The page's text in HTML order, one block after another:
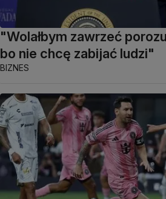
"Wolałbym zawrzeć
bo nie chcę zabijać ludzi"
BIZNES